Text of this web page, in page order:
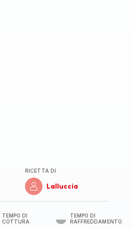
RICETTA DI
Lalluccia
TEMPO DI
COTTURA
TEMPO DI
RAFFREDDAMENTO